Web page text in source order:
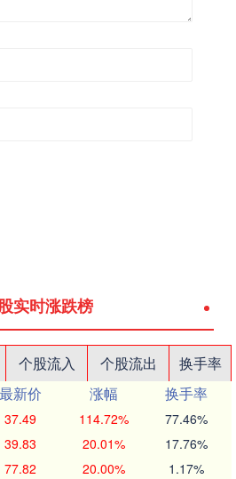
实时涨跌榜
个股流入 个股流出
换手率
最新价 涨幅
换手率
37.49 114.72% 77.46%
39.83 20.01% 17.76%
77.82 20.00% 1.17%